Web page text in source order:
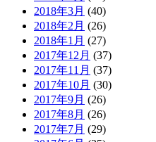
2018年3月 (40)
2018年2月 (26)
2018年1月 (27)
2017年12月 (37)
2017年11月 (37)
2017年10月 (30)
2017年9月 (26)
2017年8月 (26)
2017年7月 (29)